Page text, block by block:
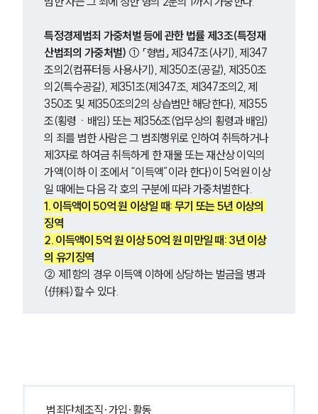
특정경제범죄 가중처벌 등에 관한 법률 제3조(특정재
산범죄의 가중처벌) ① 「형법」 제347조(사기), 제347
조의2(컴퓨터등 사용사기), 제350조(공갈), 제350조
의2(특수공갈), 제351조(제347조, 제347조의2, 제
350조 및 제350조의2의 상습범만 해당한다), 제355
조(횡령ㆍ배임) 또는 제356조(업무상의 횡령과 배임)
의 죄를 범한 사람은 그 범죄행위로 인하여 취득하거나
제3자로 하여금 취득하게 한 재물 또는 재산상 이익의
가액(이하 이 조에서 “이득액”이라 한다)이 5억원 이상
일 때에는 다음 각 호의 구분에 따라 가중처벌한다.
1. 이득액이 50억 원 이상일 때: 무기 또는 5년 이상의
징역
2. 이득액이 5억 원 이상 50억 원 미만일 때: 3년 이상
의 유기징역
② 제1항의 경우 이득액 이하에 상당하는 벌금을 병과
(倂科)할 수 있다.
범죄단체조직·가입·활동